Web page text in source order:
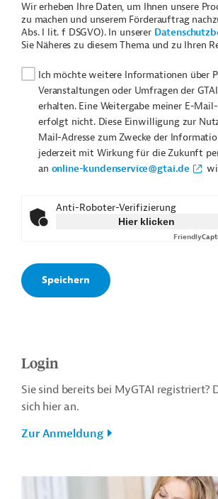
Wir erheben Ihre Daten, um Ihnen unsere
zu machen und unserem Förderauftrag
Abs. I lit. f DSGVO). In unserer
Sie Näheres zu diesem Thema und zu Ihren
Ich möchte weitere Informationen über
Veranstaltungen oder Umfragen der
erhalten. Eine Weitergabe meiner E-
erfolgt nicht. Diese Einwilligung zur
Mail-Adresse zum Zwecke der
jederzeit mit Wirkung für die Zukunft
an online-kundenservice@gtai.de
Anti-Roboter-Verifizierung
Hier klicken
Friendly
Login
Sie sind bereits bei MyGTAI registriert?
sich hier an.
Zur Anmeldung